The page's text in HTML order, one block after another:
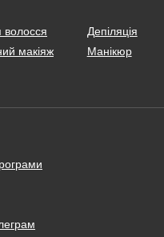
макіяж
Депіляція
Манікюр